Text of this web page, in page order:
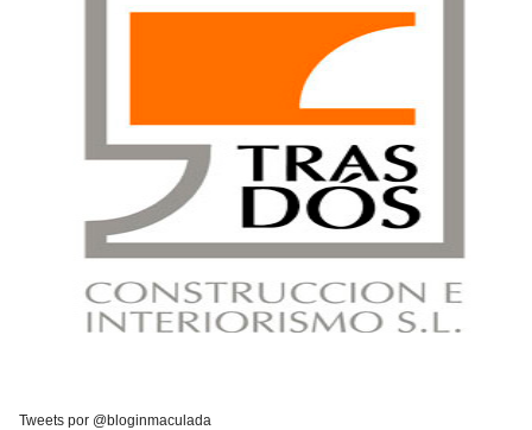
Tweets por @bloginmaculada